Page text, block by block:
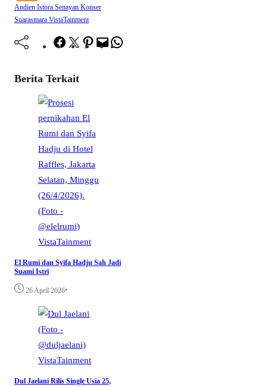
Andien Istora Senayan Konser
Suarasmara VistaTainment
Facebook
TwitterPinterest
Mail
Berita Terkait
VistaTainment
El Rumi dan Syifa Hadju Sah Jadi
Suami Istri
26 April 2026•
VistaTainment
Dul Jaelani Rilis Single Usia 25,